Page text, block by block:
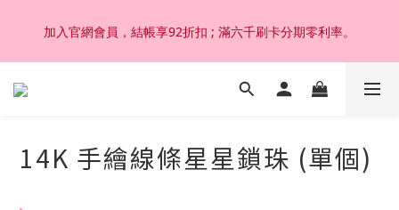
加入官網會員，結帳享92折扣 ; 滿六千刷卡分期零利率。
加入官網會員，結帳享92折扣 ; 滿六千刷卡分期零利率。
韓國設計製作。純14K 18K金，非鍍金非注金；洗澡，運動(汗
加入官網會員，結帳享92折扣 ; 滿六千刷卡分期零利率。
14K 手繪線條星星鎖珠 (單個)